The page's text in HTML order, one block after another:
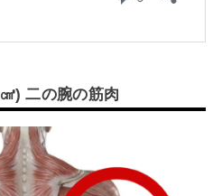
㎤)二の腕の筋肉